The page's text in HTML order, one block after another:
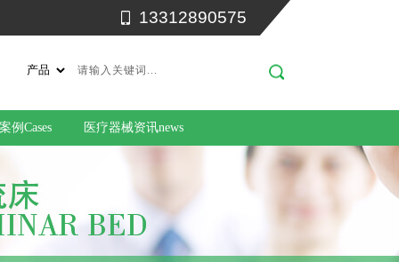
13312890575
例Cases 医疗器械资讯news